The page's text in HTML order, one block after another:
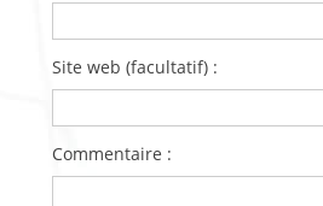
Site web (facultatif) :
Commentaire :